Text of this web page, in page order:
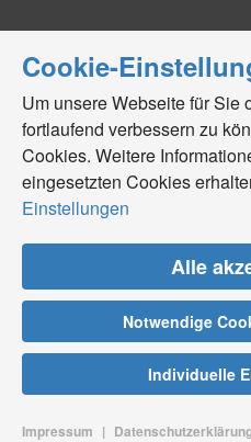
Cookie-
Um unsere Webseite für Sie
fortlaufend verbessern zu
Cookies. Weitere
eingesetzten Cookies
Einstellungen
Alle
Notwendige
Impressum |
Individuelle